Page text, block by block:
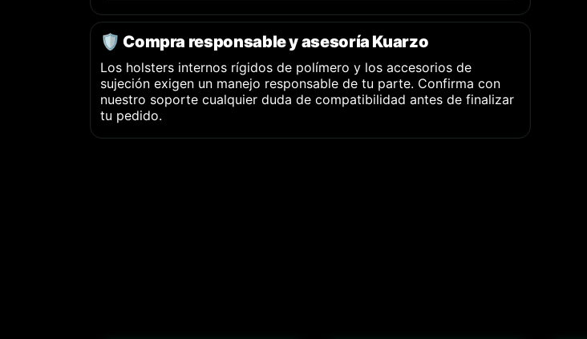
🛡️ Compra responsable y asesoría Kuarzo
Los holsters internos rígidos de polímero y los accesorios de
sujeción exigen un manejo responsable de tu parte. Confirma con
nuestro soporte cualquier duda de compatibilidad antes de finalizar
tu pedido.